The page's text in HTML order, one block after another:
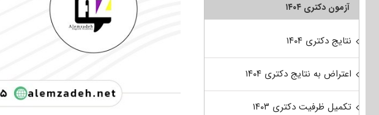
آزمون دکتری ۱۴۰۴
نتایج دکتری ۱۴۰۴
اعتراض به نتایج دکتری ۱۴۰۴
تکمیل ظرفیت دکتری ۱۴۰۳